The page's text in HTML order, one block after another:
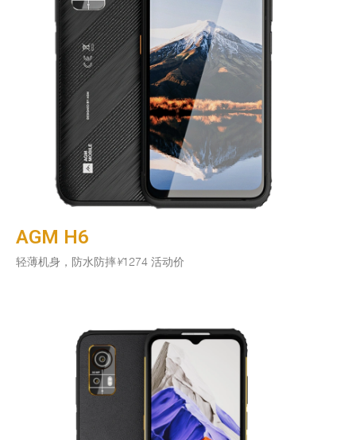
AGM H6
轻薄机身，防水防摔¥1274 活动价